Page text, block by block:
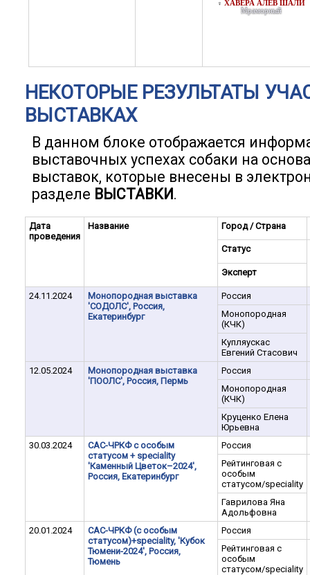
♀ ХАВЕРА АЛЕВ ШАЛИ
Мраморный
НЕКОТОРЫЕ РЕЗУЛЬТАТЫ
ВЫСТАВКАХ
В данном блоке отображается
выставочных успехах собаки на
выставок, которые внесены в
разделе ВЫСТАВКИ.
Дата
проведения
Название Город / Страна
Статус
Эксперт
24.11.2024
Монопородная выставка
'СОДОЛС', Россия,
Екатеринбург
Россия
Монопородная
(КЧК)
Купляускас
Евгений Стасович
12.05.2024
Монопородная выставка
'ПООЛС', Россия, Пермь
Россия
Монопородная
(КЧК)
Круценко Елена
Юрьевна
30.03.2024
САС-ЧРКФ с особым
статусом + speciality
'Каменный Цветок–2024',
Россия, Екатеринбург
Россия
Рейтинговая с
особым
статусом/speciality
Гаврилова Яна
Адольфовна
20.01.2024
САС-ЧРКФ (с особым
статусом)+speciality, 'Кубок
Тюмени-2024', Россия,
Тюмень
Россия
Рейтинговая с
особым
статусом/speciality